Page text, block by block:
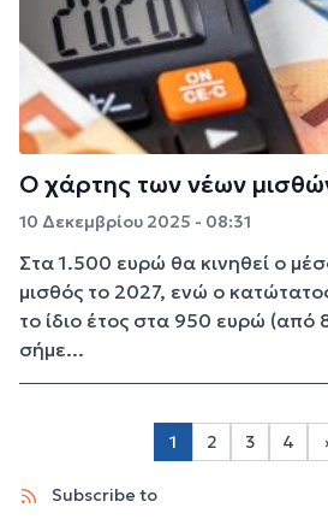
O χάρτης των νέων
10 Δεκεμβρίου 2025 - 08:31
Στα 1.500 ευρώ θα κινηθεί ο
μισθός το 2027, ενώ ο
το ίδιο έτος στα 950 ευρώ (από
σήμε...
1 Page 2
2 Page 3
3 Page
4 ›
Subscribe to